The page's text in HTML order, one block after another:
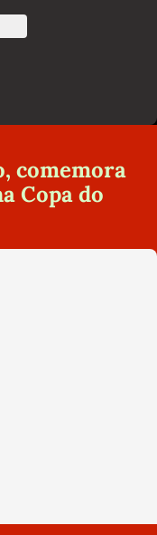
comemora
Copa do